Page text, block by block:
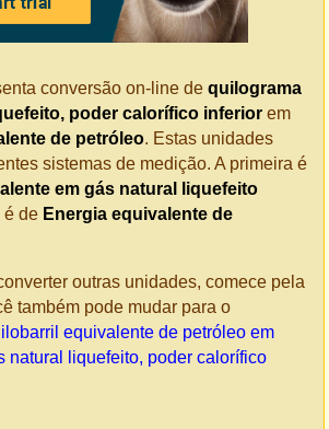
conversão on-line de quilograma
poder calorífico inferior em
de petróleo. Estas unidades
sistemas de medição. A primeira é
em gás natural liquefeito
é de Energia equivalente de
outras unidades, comece pela
também pode mudar para o
equivalente de petróleo em
natural liquefeito, poder calorífico